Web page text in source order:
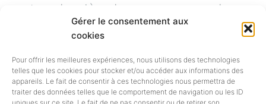
Gérer le consentement aux
cookies
Pour offrir les meilleures expériences, nous utilisons des technologies
telles que les cookies pour stocker et/ou accéder aux informations des
appareils. Le fait de consentir à ces technologies nous permettra de
traiter des données telles que le comportement de navigation ou les ID
met en lumière leur propre analyse
de leurs forces et fragilités. L’étude,
sa synthèse et une infographie
dédiée sont téléchargeables ci-